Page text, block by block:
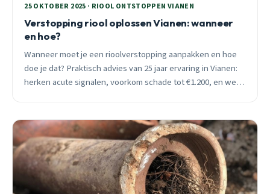
25 OKTOBER 2025 · RIOOL ONTSTOPPEN VIANEN
Verstopping riool oplossen Vianen: wanneer
en hoe?
Wanneer moet je een rioolverstopping aanpakken en hoe
doe je dat? Praktisch advies van 25 jaar ervaring in Vianen:
herken acute signalen, voorkom schade tot €1.200, en weet